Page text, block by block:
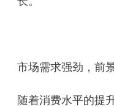
市场需求强劲，前
随着消费水平的提